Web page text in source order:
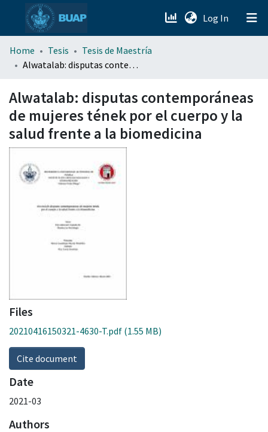
Log In (current)
menu.section.about_menu
Home Tesis
Tesis de Maestría
Alwatalab: disputas contemporáneas de mujeres tének por el cuerpo y la salud frente a la biomedicina
Alwatalab: disputas contemporáneas
de mujeres tének por el cuerpo y la
salud frente a la biomedicina
Files
20210416150321-4630-T.pdf (1.55 MB)
Cite document
Date
2021-03
Authors